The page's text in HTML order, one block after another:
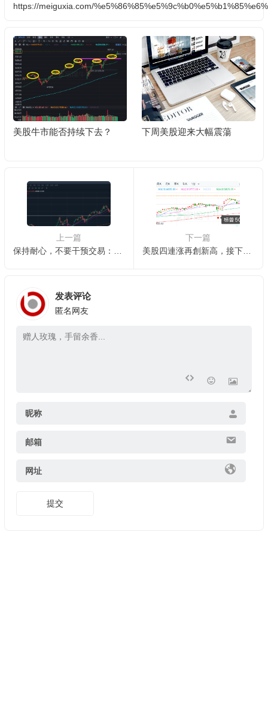
https://meiguxia.com/
美股牛市能否持续下去？ 下周美股迎来大幅震蕩
上一篇
下一篇
美股四連涨再創新高，接下来美股、美債、黃金如何操作？
发表评论
匿名网友
昵称
邮箱
网址
提交